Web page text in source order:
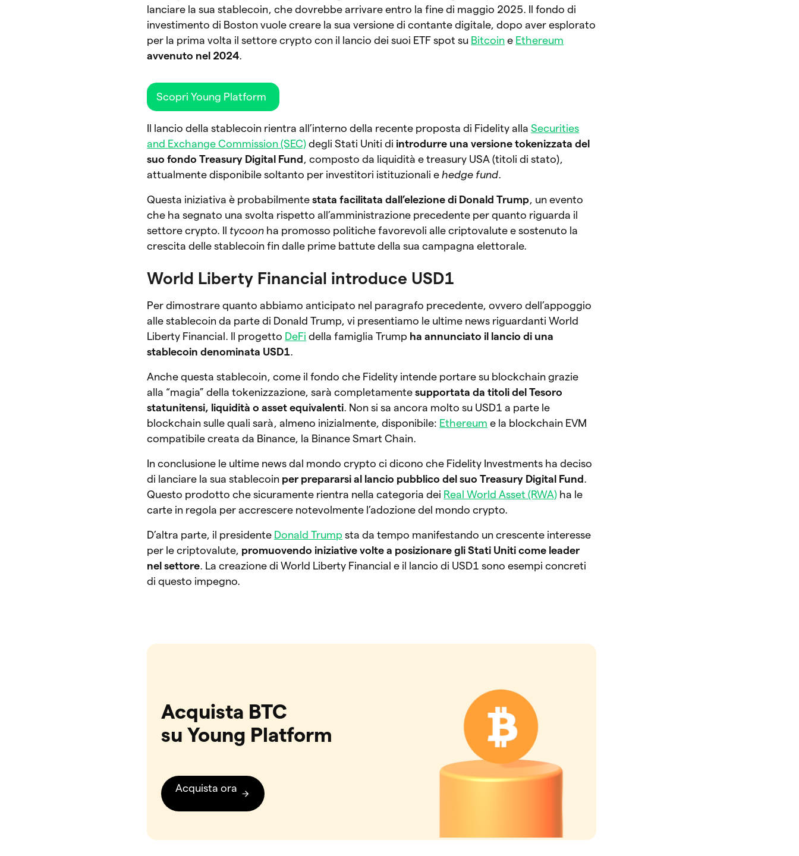
lanciare la sua stablecoin, che dovrebbe arrivare entro la fine di maggio 2025. Il fondo di
investimento di Boston vuole creare la sua versione di contante digitale, dopo aver esplorato
per la prima volta il settore crypto con il lancio dei suoi ETF spot su Bitcoin e Ethereum
avvenuto nel 2024
Scopri Young Platform
Il lancio della stablecoin rientra all’interno della recente proposta di Fidelity allaSecurities
and Exchange Commission (SEC) degli Stati Uniti di introdurre una versione tokenizzata del
suo fondo Treasury Digital Fund , composto da liquidità e treasury USA (titoli di stato),
attualmente disponibile soltanto per investitori istituzionali e hedge fund
Questa iniziativa è probabilmentestata facilitata dall’elezione di Donald Trump , un evento
che ha segnato una svolta rispetto all’amministrazione precedente per quanto riguarda il
settore crypto. Il tycoon ha promosso politiche favorevoli alle criptovalute e sostenuto la
crescita delle stablecoin fin dalle prime battute della sua campagna elettorale.
World Liberty Financial introduce USD1
Per dimostrare quanto abbiamo anticipato nel paragrafo precedente, ovvero dell’appoggio
alle stablecoin da parte di Donald Trump, vi presentiamo le ultime news riguardanti World
Liberty Financial. Il progetto DeFi della famiglia Trump ha annunciato il lancio di una
stablecoin denominata USD1
Anche questa stablecoin, come il fondo che Fidelity intende portare su blockchain grazie
alla “magia” della tokenizzazione, sarà completamente supportata da titoli del Tesoro
statunitensi, liquidità o asset equivalenti . Non si sa ancora molto su USD1 a parte le
blockchain sulle quali sarà, almeno inizialmente, disponibile: Ethereum e la blockchain EVM
compatibile creata da Binance, la Binance Smart Chain.
In conclusione le ultime news dal mondo crypto ci dicono che Fidelity Investments ha deciso
di lanciare la sua stablecoin per prepararsi al lancio pubblico del suo Treasury Digital Fund
Questo prodotto che sicuramente rientra nella categoria dei Real World Asset (RWA) ha le
carte in regola per accrescere notevolmente l’adozione del mondo crypto.
D’altra parte, il presidente Donald Trump sta da tempo manifestando un crescente interesse
per le criptovalute, promuovendo iniziative volte a posizionare gli Stati Uniti come leader
nel settore . La creazione di World Liberty Financial e il lancio di USD1 sono esempi concreti
di questo impegno.
Acquista BTC
su Young Platform
Acquista ora